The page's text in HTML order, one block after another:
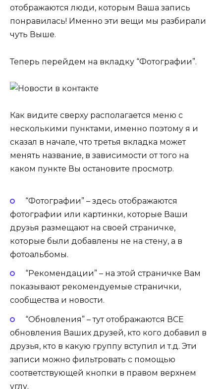
отображаются люди, которым Ваша запись
понравилась! Именно эти вещи мы разбирали
чуть Выше.
Теперь перейдем на вкладку “Фотографии”.
Как видите сверху располагается меню с
несколькими пунктами, именно поэтому я и
сказал в начале, что третья вкладка может
менять название, в зависимости от того на
каком пункте Вы остановите просмотр.
“Фотографии” – здесь отображаются
фотографии или картинки, которые Ваши
друзья размещают на своей страничке,
которые были добавлены не на стену, а в
фотоальбомы.
“Рекомендации” – на этой страничке Вам
показывают рекомендуемые странички,
сообщества и новости.
“Обновления” – тут отображаются ВСЕ
обновления Ваших друзей, кто кого добавил в
друзья, кто в какую группу вступил и т.д. Эти
записи можно фильтровать с помощью
соответствующей кнопки в правом верхнем
углу.